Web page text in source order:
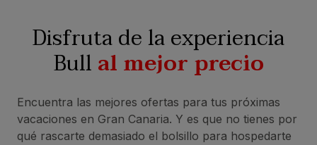
Disfruta de la experiencia
Bullal mejor precio
Encuentra las mejores ofertas para tus próximas
vacaciones en Gran Canaria. Y es que no tienes por
qué rascarte demasiado el bolsillo para hospedarte